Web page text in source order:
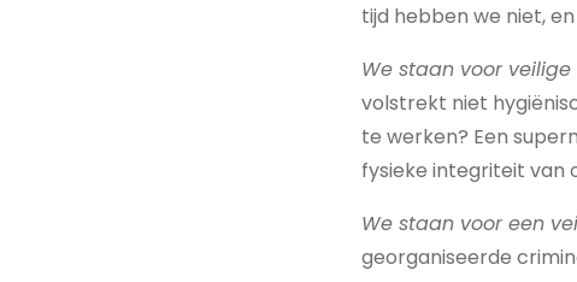
tijd hebben we niet,
We staan voor
volstrekt niet
te werken? Een
fysieke integriteit van
We staan voor een
georganiseerde